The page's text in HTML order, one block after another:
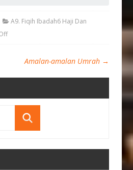
A9. Fiqih Ibadah6 Haji Dan
Amalan-amalan Umrah →